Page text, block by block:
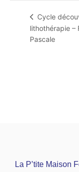
Cycle
lithothérapie –
Pascale
La P’tite Maison